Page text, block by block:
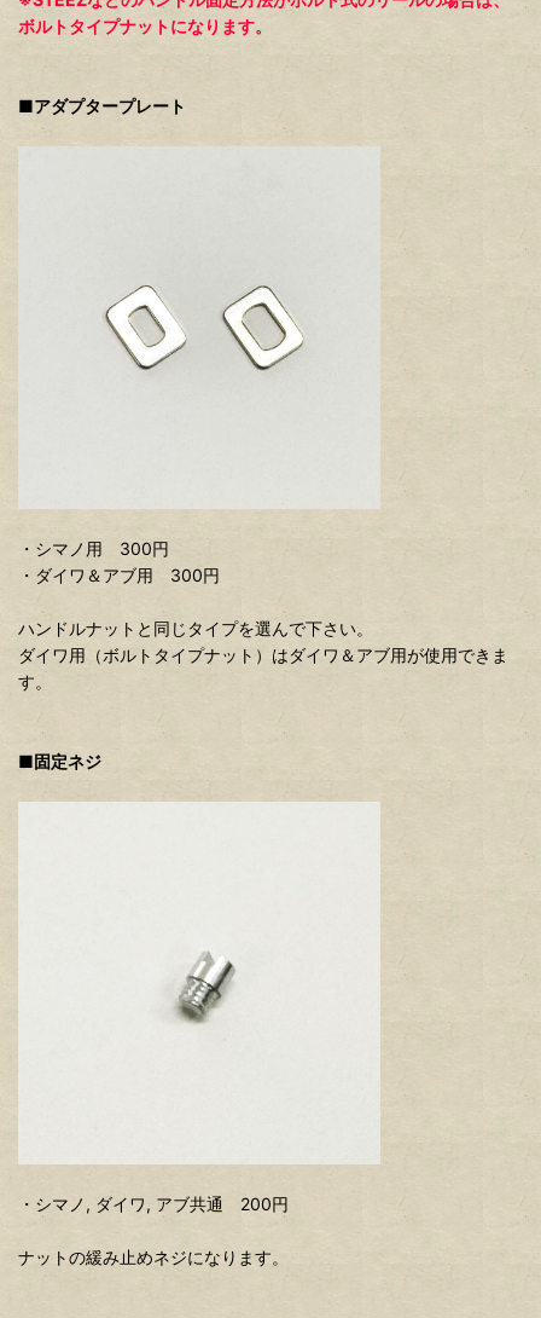
ボルトタイプナットになります。
■アダプタープレート
・シマノ用 300円
・ダイワ＆アブ用 300円
ハンドルナットと同じタイプを選んで下さい。
ダイワ用（ボルトタイプナット）はダイワ＆アブ用が使用できま
す。
■固定ネジ
・シマノ, ダイワ, アブ共通 200円
ナットの緩み止めネジになります。